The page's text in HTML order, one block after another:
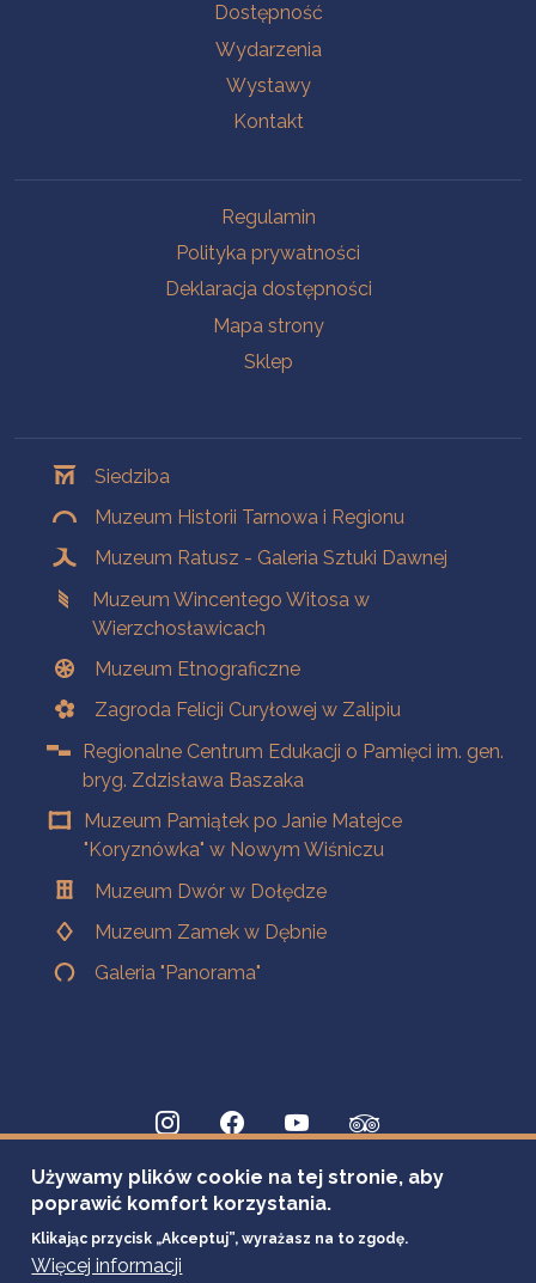
Dostępność
Wydarzenia
Wystawy
Kontakt
Regulamin
Polityka prywatności
Deklaracja dostępności
Mapa strony
Sklep
Siedziba
Muzeum Historii Tarnowa i Regionu
Muzeum Ratusz - Galeria Sztuki Dawnej
Muzeum Wincentego Witosa w
Wierzchosławicach
Muzeum Etnograficzne
Zagroda Felicji Curyłowej w Zalipiu
Regionalne Centrum Edukacji o Pamięci im. gen.
bryg. Zdzisława Baszaka
Muzeum Pamiątek po Janie Matejce
"Koryznówka" w Nowym Wiśniczu
Muzeum Dwór w Dołędze
Muzeum Zamek w Dębnie
Galeria "Panorama"
Używamy plików cookie na tej stronie, aby
poprawić komfort korzystania.
Klikając przycisk „Akceptuj”, wyrażasz na to zgodę.
Więcej informacji